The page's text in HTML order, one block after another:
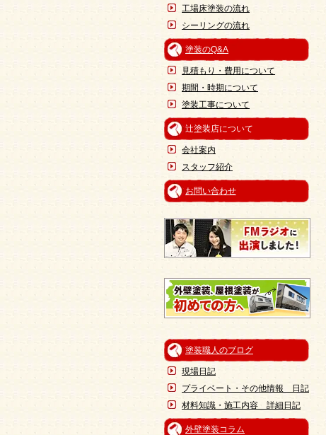
工場床塗装の流れ
シーリングの流れ
塗装のQ&A
見積もり・費用について
期間・時期について
塗装工事について
辻塗装店について
会社案内
スタッフ紹介
お問い合わせ
塗装職人のブログ
現場日記
プライベート・その他情報 日記
材料知識・施工内容 詳細日記
外壁塗装コラム